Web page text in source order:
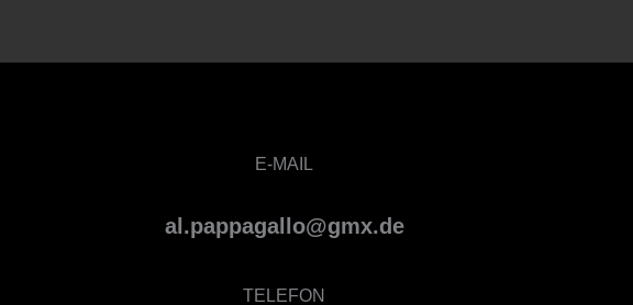
E-MAIL
al.pappagallo@gmx.de
TELEFON